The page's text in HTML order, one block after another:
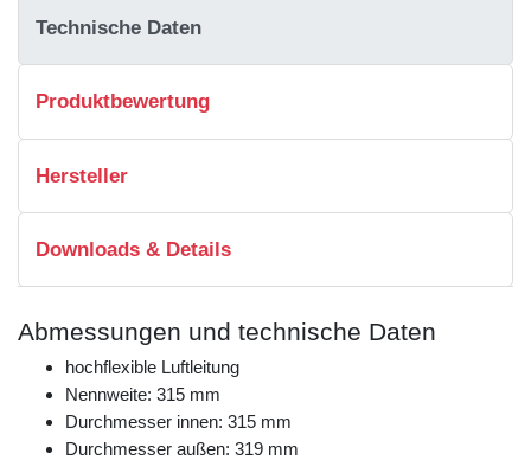
Technische Daten
Produktbewertung
Hersteller
Downloads & Details
Abmessungen und technische Daten
hochflexible Luftleitung
Nennweite: 315 mm
Durchmesser innen: 315 mm
Durchmesser außen: 319 mm